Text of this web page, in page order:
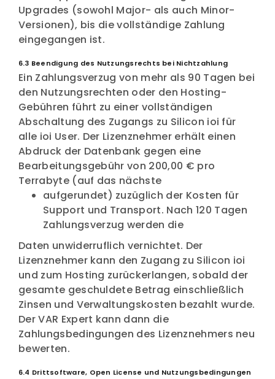
Upgrades (sowohl Major- als auch Minor-
Versionen), bis die vollständige Zahlung
eingegangen ist.
6.3 Beendigung des Nutzungsrechts bei Nichtzahlung
Ein Zahlungsverzug von mehr als 90 Tagen bei
den Nutzungsrechten oder den Hosting-
Gebühren führt zu einer vollständigen
Abschaltung des Zugangs zu Silicon ioi für
alle ioi User. Der Lizenznehmer erhält einen
Abdruck der Datenbank gegen eine
Bearbeitungsgebühr von 200,00 € pro
Terrabyte (auf das nächste
aufgerundet) zuzüglich der Kosten für
Support und Transport. Nach 120 Tagen
Zahlungsverzug werden die
Daten unwiderruflich vernichtet. Der
Lizenznehmer kann den Zugang zu Silicon ioi
und zum Hosting zurückerlangen, sobald der
gesamte geschuldete Betrag einschließlich
Zinsen und Verwaltungskosten bezahlt wurde.
Der VAR Expert kann dann die
Zahlungsbedingungen des Lizenznehmers neu
bewerten.
6.4 Drittsoftware, Open License und Nutzungsbedingungen